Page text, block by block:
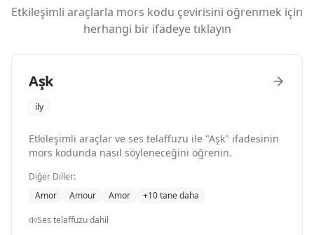
Etkileşimli araçlarla mors kodu çevirisini öğrenmek için
herhangi bir ifadeye tıklayın
Aşk
ily
Etkileşimli araçlar ve ses telaffuzu ile "Aşk" ifadesinin
mors kodunda nasıl söyleneceğini öğrenin.
Diğer Diller:
Amor
Amour Amor +10 tane daha
Ses telaffuzu dahil